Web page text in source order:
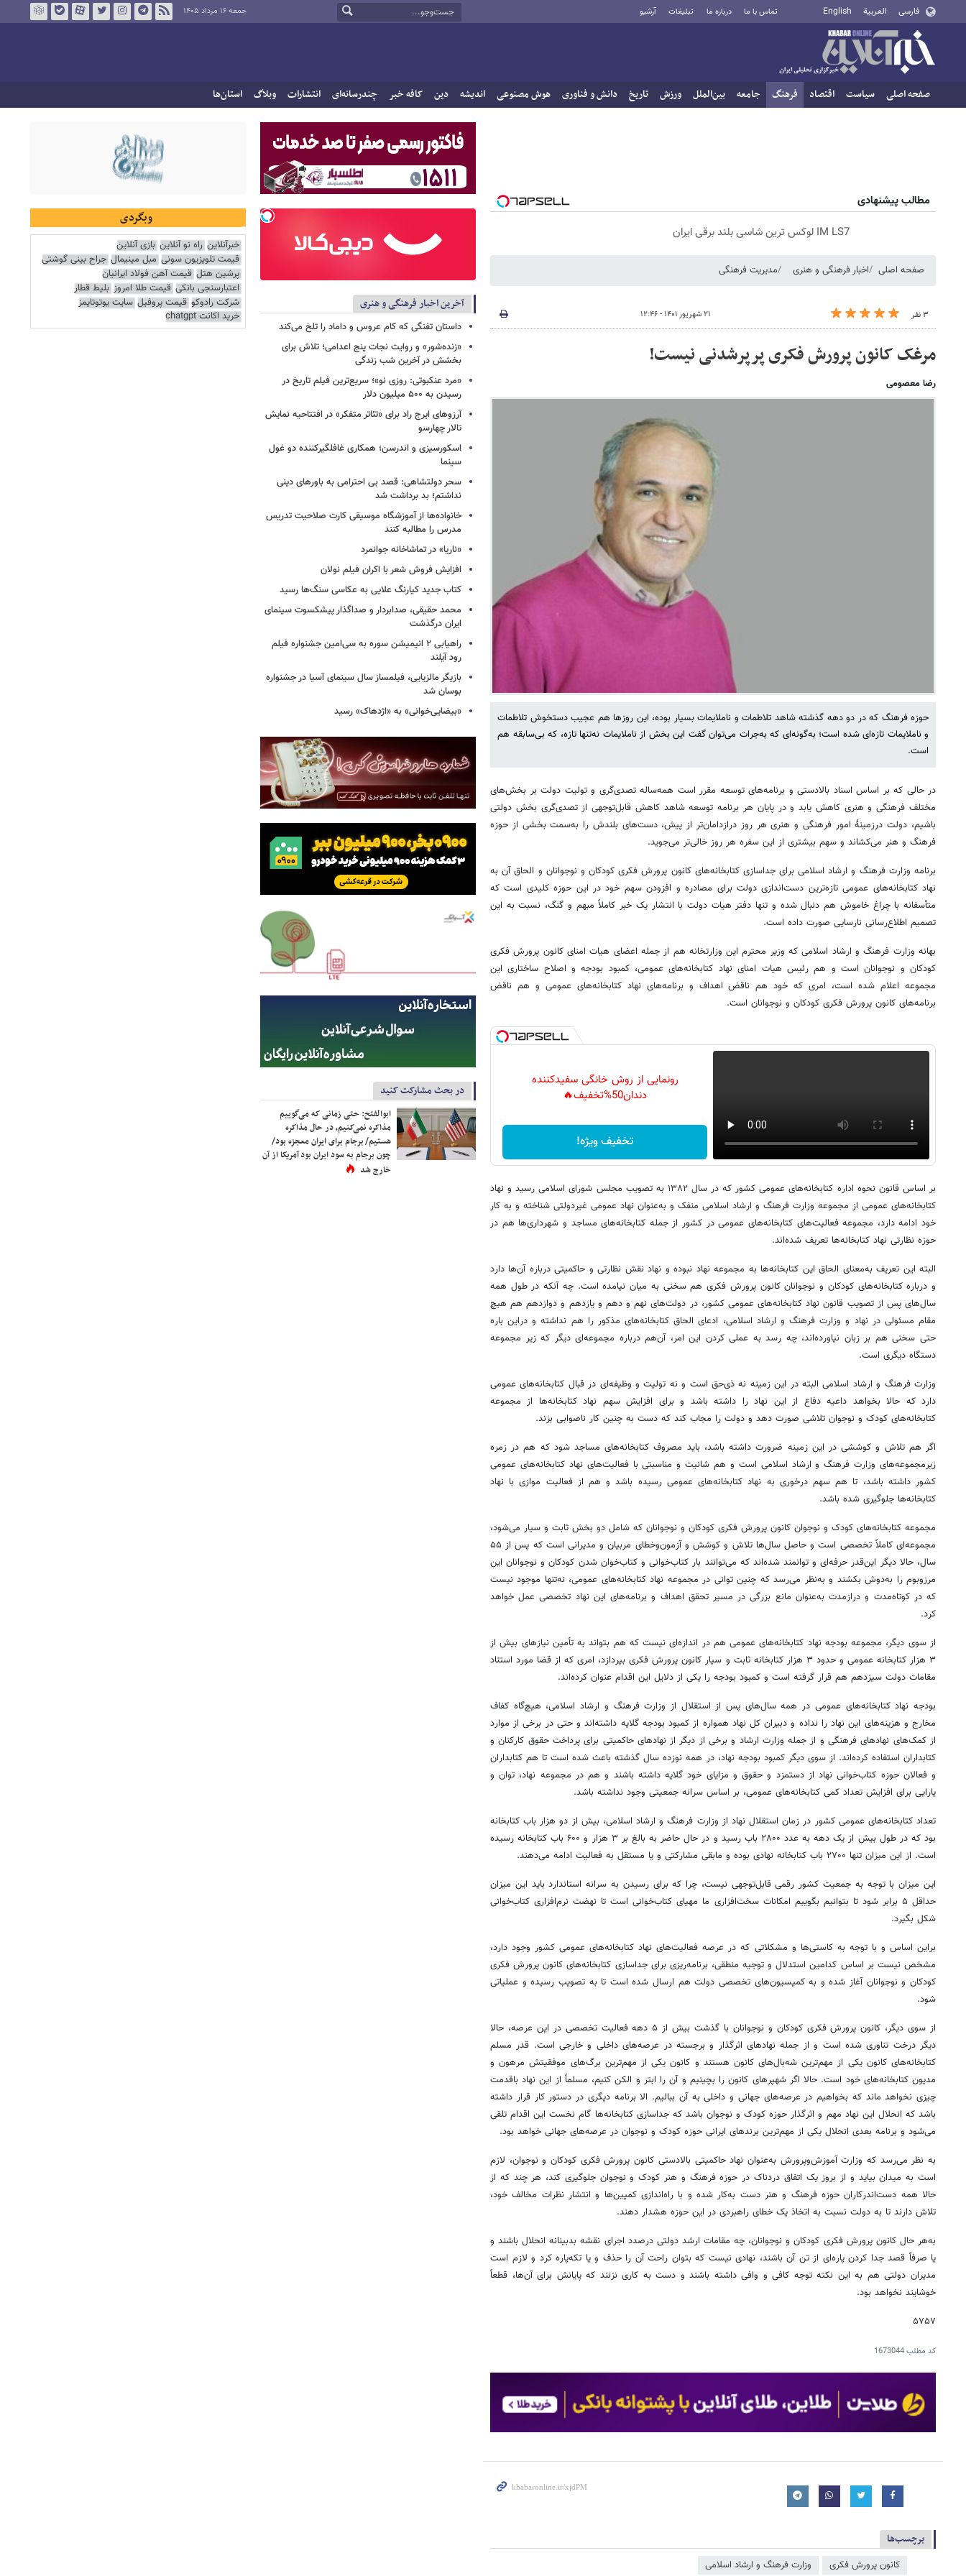
فارسی العربية English تماس با ما درباره ما تبلیغات آرشیو جمعه ۱۶ مرداد ۱۴۰۵
صفحه اصلی سیاست اقتصاد فرهنگ جامعه بین‌الملل ورزش تاریخ دانش و فناوری هوش مصنوعی اندیشه دین کافه خبر چندرسانه‌ای انتشارات وبلاگ استان‌ها
مطالب پیشنهادی
IM LS7 لوکس ترین شاسی بلند برقی ایران
صفحه اصلی اخبار فرهنگی و هنری مدیریت فرهنگی
۳ نفر ۲۱ شهریور ۱۴۰۱ - ۱۲:۴۶
مرغک کانون پرورش فکری پرپرشدنی نیست!
رضا معصومی
حوزه فرهنگ که در دو دهه گذشته شاهد تلاطمات و ناملایمات بسیار بوده، این روزها هم عجیب دستخوش تلاطمات
و ناملایمات تازه‌ای شده است؛ به‌گونه‌ای که به‌جرات می‌توان گفت این بخش از ناملایمات نه‌تنها تازه، که بی‌سابقه هم
است.
در حالی که بر اساس اسناد بالادستی و برنامه‌های توسعه مقرر است همه‌ساله تصدی‌گری و تولیت دولت بر بخش‌های
مختلف فرهنگی و هنری کاهش یابد و در پایان هر برنامه توسعه شاهد کاهش قابل‌توجهی از تصدی‌گری بخش دولتی
باشیم، دولت درزمینهٔ امور فرهنگی و هنری هر روز درازدامان‌تر از پیش، دست‌های بلندش را به‌سمت بخشی از حوزه
فرهنگ و هنر می‌کشاند و سهم بیشتری از این سفره هر روز خالی‌تر می‌جوید.
برنامه وزارت فرهنگ و ارشاد اسلامی برای جداسازی کتابخانه‌های کانون پرورش فکری کودکان و نوجوانان و الحاق آن به
نهاد کتابخانه‌های عمومی تازه‌ترین دست‌اندازی دولت برای مصادره و افزودن سهم خود در این حوزه کلیدی است که
متأسفانه با چراغ خاموش هم دنبال شده و تنها دفتر هیات دولت با انتشار یک خبر کاملاً مبهم و گنگ، نسبت به این
تصمیم اطلاع‌رسانی نارسایی صورت داده است.
بهانه وزارت فرهنگ و ارشاد اسلامی که وزیر محترم این وزارتخانه هم از جمله اعضای هیات امنای کانون پرورش فکری
کودکان و نوجوانان است و هم رئیس هیات امنای نهاد کتابخانه‌های عمومی، کمبود بودجه و اصلاح ساختاری این
مجموعه اعلام شده است، امری که خود هم ناقض اهداف و برنامه‌های نهاد کتابخانه‌های عمومی و هم ناقض
برنامه‌های کانون پرورش فکری کودکان و نوجوانان است.
رونمایی از روش خانگی سفیدکننده
دندان50%تخفیف🔥
تخفیف ویژه!
بر اساس قانون نحوه اداره کتابخانه‌های عمومی کشور که در سال ۱۳۸۲ به تصویب مجلس شورای اسلامی رسید و نهاد
کتابخانه‌های عمومی از مجموعه وزارت فرهنگ و ارشاد اسلامی منفک و به‌عنوان نهاد عمومی غیردولتی شناخته و به کار
خود ادامه دارد، مجموعه فعالیت‌های کتابخانه‌های عمومی در کشور از جمله کتابخانه‌های مساجد و شهرداری‌ها هم در
حوزه نظارتی نهاد کتابخانه‌ها تعریف شده‌اند.
البته این تعریف به‌معنای الحاق این کتابخانه‌ها به مجموعه نهاد نبوده و نهاد نقش نظارتی و حاکمیتی درباره آن‌ها دارد
و درباره کتابخانه‌های کودکان و نوجوانان کانون پرورش فکری هم سخنی به میان نیامده است. چه آنکه در طول همه
سال‌های پس از تصویب قانون نهاد کتابخانه‌های عمومی کشور، در دولت‌های نهم و دهم و یازدهم و دوازدهم هم هیچ
مقام مسئولی در نهاد و وزارت فرهنگ و ارشاد اسلامی، ادعای الحاق کتابخانه‌های مذکور را هم نداشته و دراین باره
حتی سخنی هم بر زبان نیاورده‌اند، چه رسد به عملی کردن این امر، آن‌هم درباره مجموعه‌ای دیگر که زیر مجموعه
دستگاه دیگری است.
وزارت فرهنگ و ارشاد اسلامی البته در این زمینه نه ذی‌حق است و نه تولیت و وظیفه‌ای در قبال کتابخانه‌های عمومی
دارد که حالا بخواهد داعیه دفاع از این نهاد را داشته باشد و برای افزایش سهم نهاد کتابخانه‌ها از مجموعه
کتابخانه‌های کودک و نوجوان تلاشی صورت دهد و دولت را مجاب کند که دست به چنین کار ناصوابی بزند.
اگر هم تلاش و کوششی در این زمینه ضرورت داشته باشد، باید مصروف کتابخانه‌های مساجد شود که هم در زمره
زیرمجموعه‌های وزارت فرهنگ و ارشاد اسلامی است و هم شانیت و مناسبتی با فعالیت‌های نهاد کتابخانه‌های عمومی
کشور داشته باشد، تا هم سهم درخوری به نهاد کتابخانه‌های عمومی رسیده باشد و هم از فعالیت موازی با نهاد
کتابخانه‌ها جلوگیری شده باشد.
مجموعه کتابخانه‌های کودک و نوجوان کانون پرورش فکری کودکان و نوجوانان که شامل دو بخش ثابت و سیار می‌شود،
مجموعه‌ای کاملاً تخصصی است و حاصل سال‌ها تلاش و کوشش و آزمون‌وخطای مربیان و مدیرانی است که پس از ۵۵
سال، حالا دیگر این‌قدر حرفه‌ای و توانمند شده‌اند که می‌توانند بار کتاب‌خوانی و کتاب‌خوان شدن کودکان و نوجوانان این
مرزوبوم را به‌دوش بکشند و به‌نظر می‌رسد که چنین توانی در مجموعه نهاد کتابخانه‌های عمومی، نه‌تنها موجود نیست
که در کوتاه‌مدت و درازمدت به‌عنوان مانع بزرگی در مسیر تحقق اهداف و برنامه‌های این نهاد تخصصی عمل خواهد
کرد.
از سوی دیگر، مجموعه بودجه نهاد کتابخانه‌های عمومی هم در اندازه‌ای نیست که هم بتواند به تأمین نیازهای بیش از
۳ هزار کتابخانه عمومی و حدود ۳ هزار کتابخانه ثابت و سیار کانون پرورش فکری بپردازد، امری که از قضا مورد استناد
مقامات دولت سیزدهم هم قرار گرفته است و کمبود بودجه را یکی از دلایل این اقدام عنوان کرده‌اند.
بودجه نهاد کتابخانه‌های عمومی در همه سال‌های پس از استقلال از وزارت فرهنگ و ارشاد اسلامی، هیچ‌گاه کفاف
مخارج و هزینه‌های این نهاد را نداده و دبیران کل نهاد همواره از کمبود بودجه گلایه داشته‌اند و حتی در برخی از موارد
از کمک‌های نهادهای فرهنگی و از جمله وزارت ارشاد و برخی از دیگر از نهادهای حاکمیتی برای پرداخت حقوق کارکنان و
کتابداران استفاده کرده‌اند. از سوی دیگر کمبود بودجه نهاد، در همه نوزده سال گذشته باعث شده است تا هم کتابداران
و فعالان حوزه کتاب‌خوانی نهاد از دستمزد و حقوق و مزایای خود گلایه داشته باشند و هم در مجموعه نهاد، توان و
یارایی برای افزایش تعداد کمی کتابخانه‌های عمومی، بر اساس سرانه جمعیتی وجود نداشته باشد.
تعداد کتابخانه‌های عمومی کشور در زمان استقلال نهاد از وزارت فرهنگ و ارشاد اسلامی، بیش از دو هزار باب کتابخانه
بود که در طول بیش از یک دهه به عدد ۲۸۰۰ باب رسید و در حال حاضر به بالغ بر ۳ هزار و ۶۰۰ باب کتابخانه رسیده
است. از این میزان تنها ۲۷۰۰ باب کتابخانه نهادی بوده و مابقی مشارکتی و یا مستقل به فعالیت ادامه می‌دهند.
این میزان با توجه به جمعیت کشور رقمی قابل‌توجهی نیست، چرا که برای رسیدن به سرانه استاندارد باید این میزان
حداقل ۵ برابر شود تا بتوانیم بگوییم امکانات سخت‌افزاری ما مهیای کتاب‌خوانی است تا نهضت نرم‌افزاری کتاب‌خوانی
شکل بگیرد.
براین اساس و با توجه به کاستی‌ها و مشکلاتی که در عرصه فعالیت‌های نهاد کتابخانه‌های عمومی کشور وجود دارد،
مشخص نیست بر اساس کدامین استدلال و توجیه منطقی، برنامه‌ریزی برای جداسازی کتابخانه‌های کانون پرورش فکری
کودکان و نوجوانان آغاز شده و به کمیسیون‌های تخصصی دولت هم ارسال شده است تا به تصویب رسیده و عملیاتی
شود.
از سوی دیگر، کانون پرورش فکری کودکان و نوجوانان با گذشت بیش از ۵ دهه فعالیت تخصصی در این عرصه، حالا
دیگر درخت تناوری شده است و از جمله نهادهای اثرگذار و برجسته در عرصه‌های داخلی و خارجی است. قدر مسلم
کتابخانه‌های کانون یکی از مهم‌ترین شه‌بال‌های کانون هستند و کانون یکی از مهم‌ترین برگ‌های موفقیتش مرهون و
مدیون کتابخانه‌های خود است. حالا اگر شهپرهای کانون را بچینیم و آن را ابتر و الکن کنیم، مسلماً از این نهاد باقدمت
چیزی نخواهد ماند که بخواهیم در عرصه‌های جهانی و داخلی به آن ببالیم. الا برنامه دیگری در دستور کار قرار داشته
باشد که انحلال این نهاد مهم و اثرگذار حوزه کودک و نوجوان باشد که جداسازی کتابخانه‌ها گام نخست این اقدام تلقی
می‌شود و برنامه بعدی انحلال یکی از مهم‌ترین برندهای ایرانی حوزه کودک و نوجوان در عرصه‌های جهانی خواهد بود.
به نظر می‌رسد که وزارت آموزش‌وپرورش به‌عنوان نهاد حاکمیتی بالادستی کانون پرورش فکری کودکان و نوجوان، لازم
است به میدان بیاید و از بروز یک اتفاق دردناک در حوزه فرهنگ و هنر کودک و نوجوان جلوگیری کند، هر چند که از
حالا همه دست‌اندرکاران حوزه فرهنگ و هنر دست به‌کار شده و با راه‌اندازی کمپین‌ها و انتشار نظرات مخالف خود،
تلاش دارند تا به دولت نسبت به اتخاذ یک خطای راهبردی در این حوزه هشدار دهند.
به‌هر حال کانون پرورش فکری کودکان و نوجوانان، چه مقامات ارشد دولتی درصدد اجرای نقشه بدبینانه انحلال باشند و
یا صرفاً قصد جدا کردن پاره‌ای از تن آن باشند، نهادی نیست که بتوان راحت آن را حذف و یا تکه‌پاره کرد و لازم است
مدیران دولتی هم به این نکته توجه کافی و وافی داشته باشند و دست به کاری نزنند که پایانش برای آن‌ها، قطعاً
خوشایند نخواهد بود.
۵۷۵۷
کد مطلب1673044
برچسب‌ها
کانون پرورش فکری وزارت فرهنگ و ارشاد اسلامی
آخرین اخبار فرهنگی و هنری
داستان تفنگی که کام عروس و داماد را تلخ می‌کند
«زنده‌شور» و روایت نجات پنج اعدامی؛ تلاش برای
بخشش در آخرین شب زندگی
«مرد عنکبوتی: روزی نو»؛ سریع‌ترین فیلم تاریخ در
رسیدن به ۵۰۰ میلیون دلار
آرزوهای ایرج راد برای «تئاتر متفکر» در افتتاحیه نمایش
تالار چهارسو
اسکورسیزی و اندرسن؛ همکاری غافلگیرکننده دو غول
سینما
سحر دولتشاهی: قصد بی احترامی به باورهای دینی
نداشتم؛ بد برداشت شد
خانواده‌ها از آموزشگاه موسیقی کارت صلاحیت تدریس
مدرس را مطالبه کنند
«ناریا» در تماشاخانه جوانمرد
افزایش فروش شعر با اکران فیلم نولان
کتاب جدید کیارنگ علایی به عکاسی سنگ‌ها رسید
محمد حقیقی، صدابردار و صداگذار پیشکسوت سینمای
ایران درگذشت
راهیابی ۲ انیمیشن سوره به سی‌امین جشنواره فیلم
رود آیلند
بازیگر مالزیایی، فیلمساز سال سینمای آسیا در جشنواره
بوسان شد
«بیضایی‌خوانی» به «اژدهاک» رسید
در بحث مشارکت کنید
ابوالفتح: حتی زمانی که می‌گوییم
مذاکره نمی‌کنیم، در حال مذاکره
هستیم/ برجام برای ایران معجزه بود/
چون برجام به سود ایران بود آمریکا از آن
خارج شد
وبگردی
خبرآنلاین راه نو آنلاین بازی آنلاین
قیمت تلویزیون سونی مبل مینیمال جراح بینی گوشتی
پرشین هتل قیمت آهن فولاد ایرانیان
اعتبارسنجی بانکی قیمت طلا امروز بلیط قطار
شرکت رادوکو قیمت پروفیل سایت یوتوتایمز
خرید اکانت chatgpt